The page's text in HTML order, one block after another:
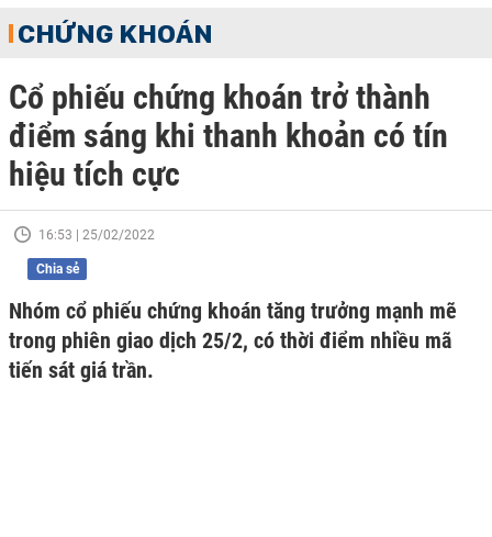
CHỨNG KHOÁN
Cổ phiếu chứng khoán trở thành
điểm sáng khi thanh khoản có tín
hiệu tích cực
16:53 | 25/02/2022
Chia sẻ
Nhóm cổ phiếu chứng khoán tăng trưởng mạnh mẽ
trong phiên giao dịch 25/2, có thời điểm nhiều mã
tiến sát giá trần.